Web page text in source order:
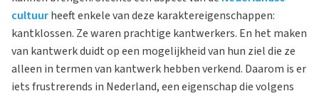
cultuurheeft enkele van deze karaktereigenschappen:
kantklossen. Ze waren prachtige kantwerkers. En het maken
van kantwerk duidt op een mogelijkheid van hun ziel die ze
alleen in termen van kantwerk hebben verkend. Daarom is er
iets frustrerends in Nederland, een eigenschap die volgens